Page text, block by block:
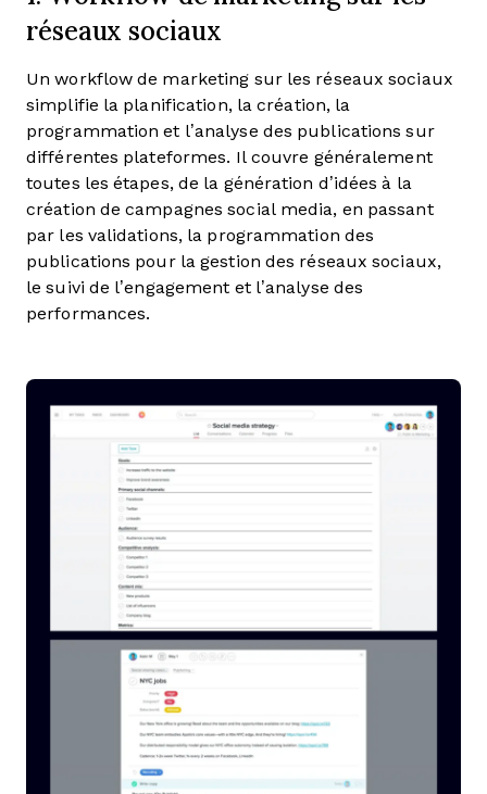
réseaux sociaux
Un workflow de marketing sur les réseaux sociaux
simplifie la planification, la création, la
programmation et l’analyse des publications sur
différentes plateformes. Il couvre généralement
toutes les étapes, de la génération d’idées à la
création de campagnes social media, en passant
par les validations, la programmation des
publications pour la gestion des réseaux sociaux,
le suivi de l’engagement et l’analyse des
performances.